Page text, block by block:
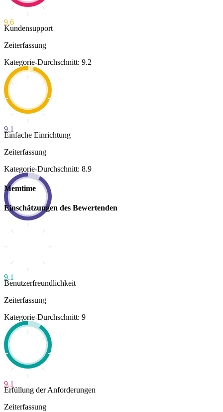
9.6
Kundensupport
Zeiterfassung
Kategorie-Durchschnitt: 9.2
9.1
Einfache Einrichtung
Zeiterfassung
Kategorie-Durchschnitt: 8.9
Memtime
Einschätzungen des Bewertenden
9.1
Benutzerfreundlichkeit
Zeiterfassung
Kategorie-Durchschnitt: 9
9.1
Erfüllung der Anforderungen
Zeiterfassung